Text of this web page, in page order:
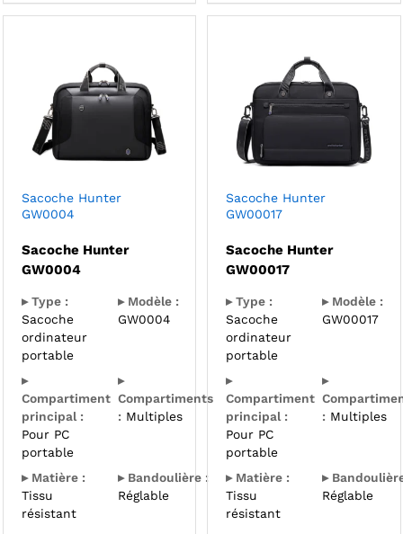
Sacoche Hunter
GW0004
Sacoche Hunter
GW0004
▸ Type :
Sacoche
ordinateur
portable
▸ Modèle :
GW0004
▸
Compartiment
principal :
Pour PC
portable
▸
Compartiments
: Multiples
▸ Matière :
Tissu
résistant
▸ Bandoulière :
Réglable
Sacoche Hunter
GW00017
Sacoche Hunter
GW00017
▸ Type :
Sacoche
ordinateur
portable
▸ Modèle :
GW00017
▸
Compartiment
principal :
Pour PC
portable
▸
: Multiples
▸ Matière :
Tissu
résistant
▸
Réglable